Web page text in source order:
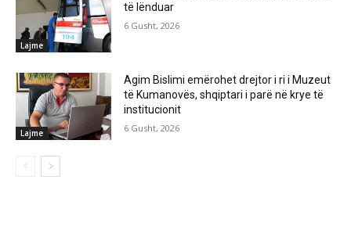
Lajme
të lënduar
6 Gusht, 2026
Lajme
Agim Bislimi emërohet drejtor i ri i Muzeut
të Kumanovës, shqiptari i parë në krye të
institucionit
6 Gusht, 2026